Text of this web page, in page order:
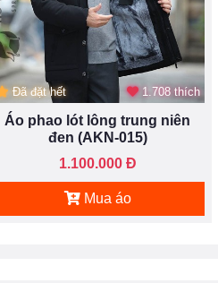
Đã đặt hết 1.708 thích
Áo phao lót lông trung niên
đen (AKN-015)
1.100.000 Đ
Mua áo